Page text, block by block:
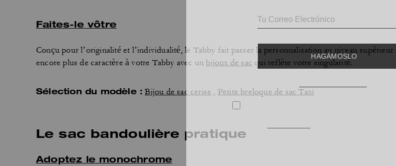
Faites-le vôtre
Conçu pour l’originalité et l’individualité, le Tabby fait passer la personnalisation au niveau
encore plus de caractère à votre Tabby avec un bijoux de sac qui reflète votre singularité.
Sélection du modèle : Bijou de sac cerise , Petite breloque de sac Taxi
Le sac bandoulière pratique
Adoptez le monochrome